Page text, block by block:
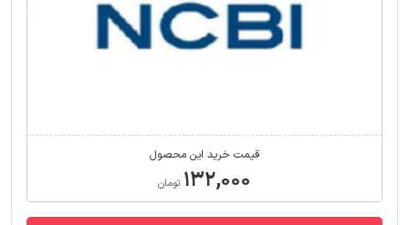
قیمت خرید این محصول
۱۳۲,۰۰۰ تومان